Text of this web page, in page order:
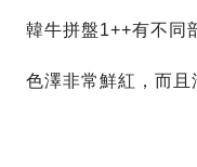
韓牛拼盤1++有不同
色澤非常鮮紅，而且